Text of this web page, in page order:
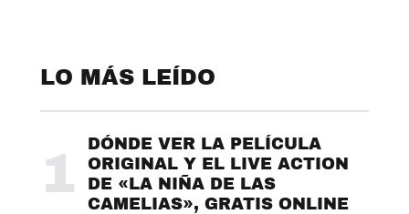
LO MÁS LEÍDO
1
DÓNDE VER LA PELÍCULA
ORIGINAL Y EL LIVE ACTION
DE «LA NIÑA DE LAS
CAMELIAS», GRATIS ONLINE